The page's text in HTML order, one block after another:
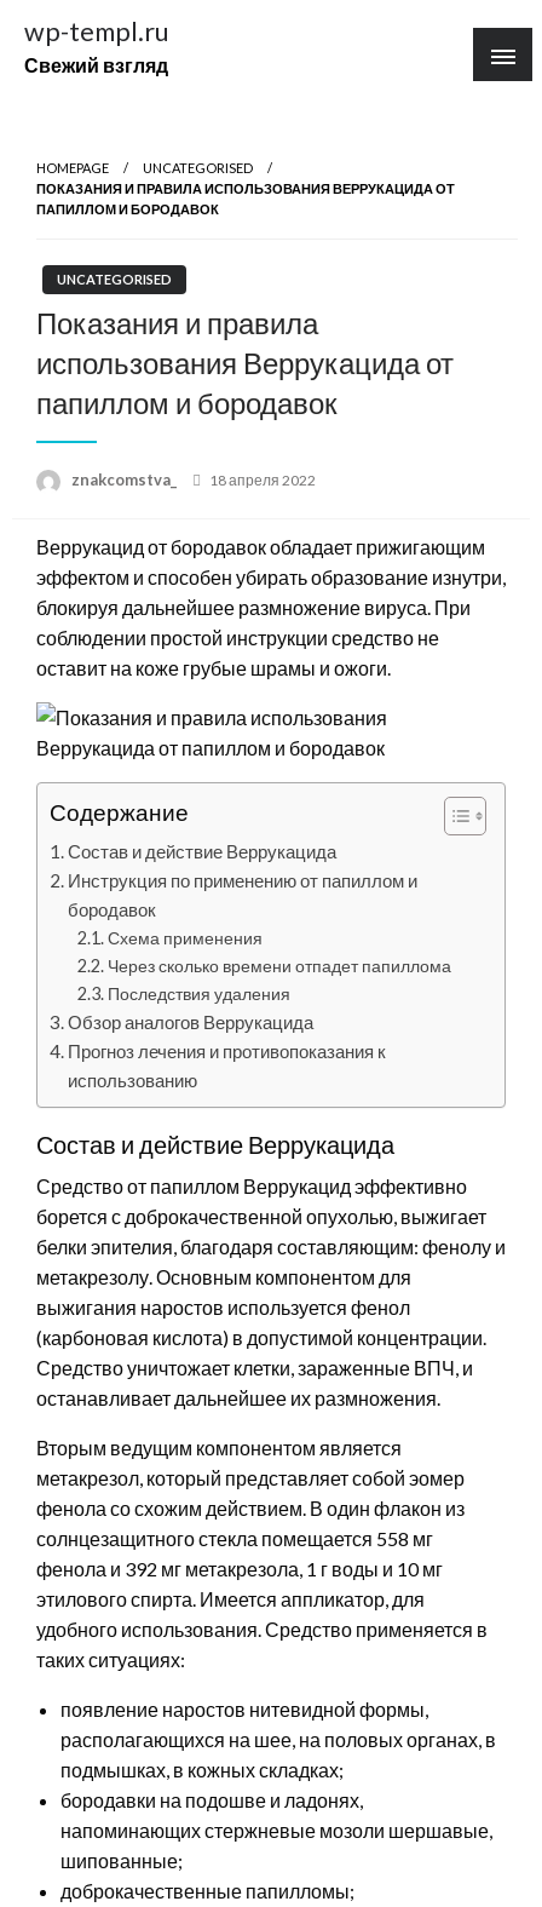
содержимому
wp-templ.ru
Свежий взгляд
HOMEPAGE
UNCATEGORISED
ПОКАЗАНИЯ И ПРАВИЛА ИСПОЛЬЗОВАНИЯ ВЕРРУКАЦИДА ОТ
ПАПИЛЛОМ И БОРОДАВОК
UNCATEGORISED
Показания и правила
использования Веррукацида от
папиллом и бородавок
znakcomstva_
Posted
18 апреля 2022
Веррукацид от бородавок обладает прижигающим
эффектом и способен убирать образование изнутри,
блокируя дальнейшее размножение вируса. При
соблюдении простой инструкции средство не
оставит на коже грубые шрамы и ожоги.
Содержание
Состав и действие Веррукацида
Инструкция по применению от папиллом и
бородавок
Схема применения
Через сколько времени отпадет папиллома
Последствия удаления
Обзор аналогов Веррукацида
Прогноз лечения и противопоказания к
использованию
Состав и действие Веррукацида
Средство от папиллом Веррукацид эффективно
борется с доброкачественной опухолью, выжигает
белки эпителия, благодаря составляющим: фенолу и
метакрезолу. Основным компонентом для
выжигания наростов используется фенол
(карбоновая кислота) в допустимой концентрации.
Средство уничтожает клетки, зараженные ВПЧ, и
останавливает дальнейшее их размножения.
Вторым ведущим компонентом является
метакрезол, который представляет собой эомер
фенола со схожим действием. В один флакон из
солнцезащитного стекла помещается 558 мг
фенола и 392 мг метакрезола, 1 г воды и 10 мг
этилового спирта. Имеется аппликатор, для
удобного использования. Средство применяется в
таких ситуациях:
появление наростов нитевидной формы,
располагающихся на шее, на половых органах, в
подмышках, в кожных складках;
бородавки на подошве и ладонях,
напоминающих стержневые мозоли шершавые,
шипованные;
доброкачественные папилломы;